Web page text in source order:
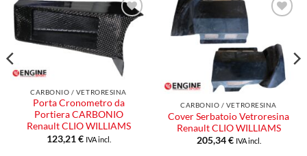
Aggiungi
alla lista
dei
desideri
CARBONIO / VETRORESINA
Porta Cronometro da
Portiera CARBONIO
Renault CLIO WILLIAMS
123,21€ IVA incl.
dei
desideri
CARBONIO / VETRORESINA
Cover Serbatoio Vetroresina
Renault CLIO WILLIAMS
205,34€ IVA incl.